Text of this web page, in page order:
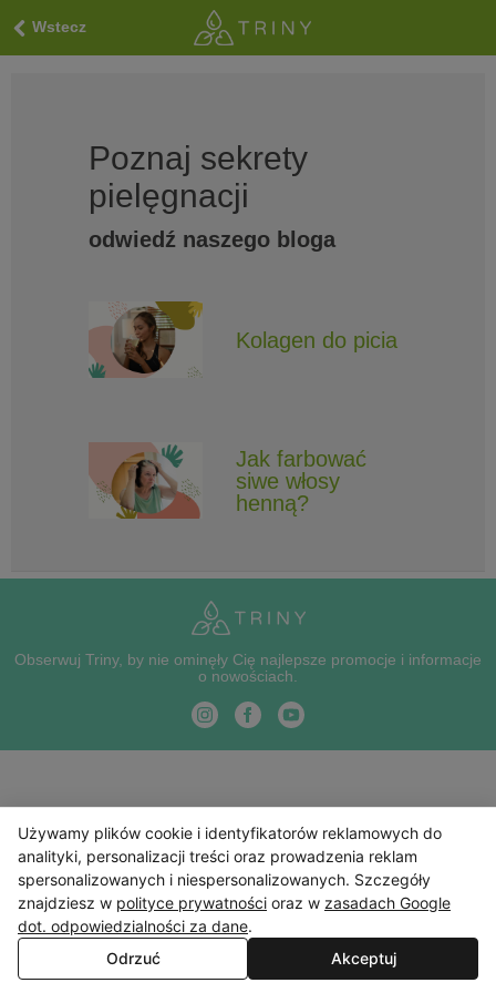
Wstecz
Poznaj sekrety
pielęgnacji
odwiedź naszego bloga
Kolagen do picia
Jak farbować
siwe włosy
henną?
Obserwuj Triny, by nie ominęły Cię najlepsze promocje i informacje
o nowościach.
Używamy plików cookie i identyfikatorów reklamowych do
analityki, personalizacji treści oraz prowadzenia reklam
spersonalizowanych i niespersonalizowanych. Szczegóły
znajdziesz w polityce prywatności oraz w zasadach Google
dot. odpowiedzialności za dane.
Odrzuć
Akceptuj